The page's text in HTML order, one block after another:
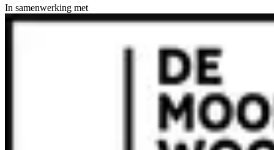
In samenwerking met